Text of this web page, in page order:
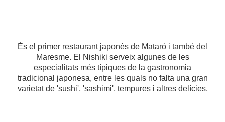
És el primer restaurant japonès de Mataró i també del
Maresme. El Nishiki serveix algunes de les
especialitats més típiques de la gastronomia
tradicional japonesa, entre les quals no falta una gran
varietat de 'sushi', 'sashimi', tempures i altres delícies.